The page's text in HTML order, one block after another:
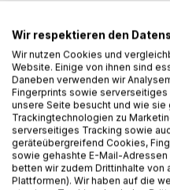
"Die Wahrheit einer
dieser Wahrheit", sagt
Komplize Schweighausers
Aber was heißt schon
Zeitungsnachrichten geht.
und ebenso wahre Lügen?
ist alles ganz anders und
Strecke.
Armin Schweighauser,
Zeitungsverlages,
Wir respektieren den
Wir nutzen Cookies und
Website. Einige von ihnen sind
Daneben verwenden wir
Fingerprints sowie serverseitiges
unsere Seite besucht und wie
Trackingtechnologien zu
serverseitiges Tracking sowie
geräteübergreifend Cookies,
sowie gehashte E-Mail-
betten wir zudem Drittinhalte von
Plattformen). Wir haben auf die